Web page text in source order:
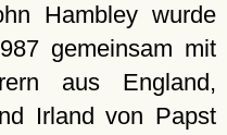
Hambley wurde
gemeinsam mit
aus England,
Irland von Papst